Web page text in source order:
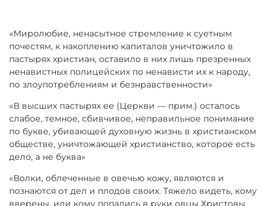
«Миролюбие, ненасытное стремление к суетным
почестям, к накоплению капиталов уничтожило в
пастырях христиан, оставило в них лишь презренных
ненавистных полицейских по ненависти их к народу,
по злоупотреблениям и безнравственности»
«В высших пастырях ее (Церкви — прим.) осталось
слабое, темное, сбивчивое, неправильное понимание
по букве, убивающей духовную жизнь в христианском
обществе, уничтожающей христианство, которое есть
дело, а не буква»
«Волки, облеченные в овечью кожу, являются и
познаются от дел и плодов своих. Тяжело видеть, кому
вверены, или кому попались в руки овцы Христовы,